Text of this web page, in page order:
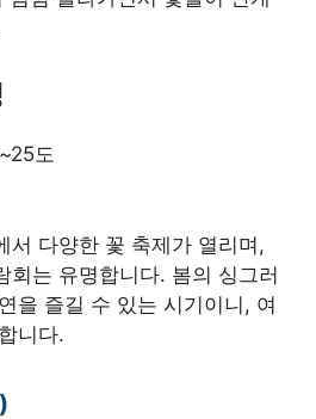
도
서 다양한 꽃 축제가 열리며,
회는 유명합니다. 봄의 싱그러
을 즐길 수 있는 시기이니, 여
니다.